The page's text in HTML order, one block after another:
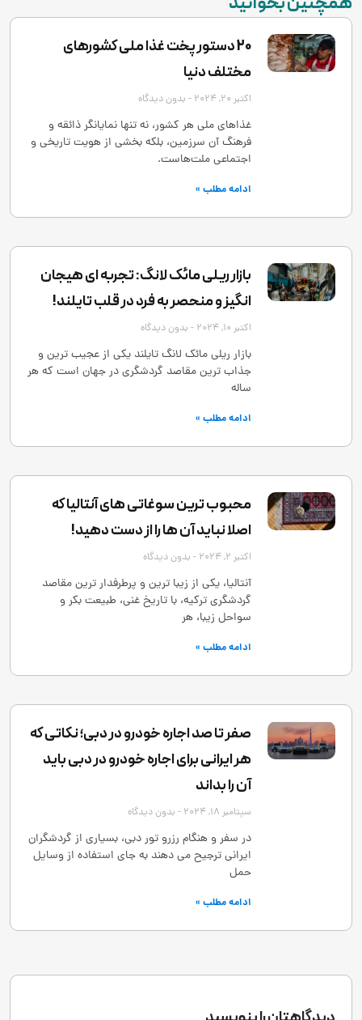
20 دستور پخت غذا ملی کشورهای
مختلف دنیا
اکتبر 20, 2024 بدون دیدگاه
غذاهای ملی هر کشور، نه تنها نمایانگر ذائقه و
فرهنگ آن سرزمین، بلکه بخشی از هویت تاریخی و
اجتماعی ملت‌هاست.
ادامه مطلب »
بازار ریلی مائک لانگ: تجربه ‌ای هیجان
‌انگیز و منحصر به‌ فرد در قلب تایلند!
اکتبر 10, 2024 بدون دیدگاه
بازار ریلی مائک لانگ تایلند یکی از عجیب ‌ترین و
جذاب ‌ترین مقاصد گردشگری در جهان است که هر
ساله
ادامه مطلب »
محبوب ترین سوغاتی های آنتالیا که
اصلا نباید آن ها را از دست دهید!
اکتبر 2, 2024 بدون دیدگاه
آنتالیا، یکی از زیبا ترین و پرطرفدار ترین مقاصد
گردشگری ترکیه، با تاریخ غنی، طبیعت بکر و
سواحل زیبا، هر
ادامه مطلب »
صفر تا صد اجاره خودرو در دبی؛ نکاتی که
هر ایرانی برای اجاره خودرو در دبی باید
آن را بداند
سپتامبر 18, 2024 بدون دیدگاه
در سفر و هنگام رزرو تور دبی، بسیاری از گردشگران
ایرانی ترجیح می ‌دهند به ‌جای استفاده از وسایل
حمل
ادامه مطلب »